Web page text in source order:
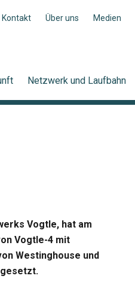
Kontakt Über uns Medien
Netzwerk und Laufbahn
Vogtle, hat am
Vogtle-4 mit
Westinghouse und